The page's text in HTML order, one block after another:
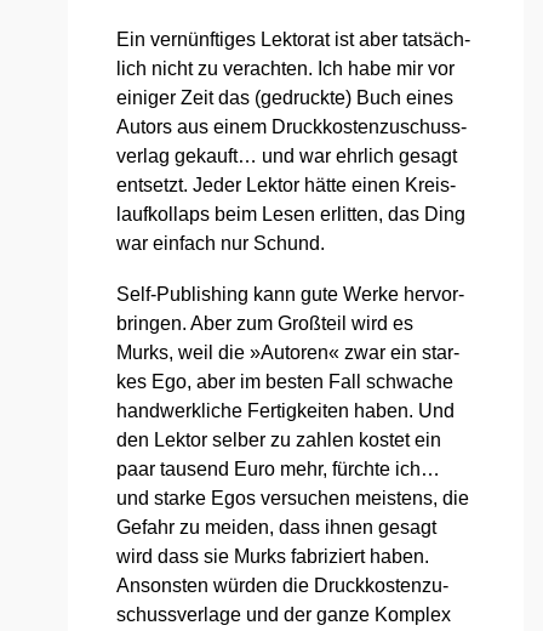
Ein ver­nünf­ti­ges Lek­to­rat ist aber tat­säch­
lich nicht zu ver­ach­ten. Ich habe mir vor
eini­ger Zeit das (gedruck­te) Buch eines
Autors aus einem Druck­kos­ten­zu­schuss­
ver­lag gekauft… und war ehr­lich gesagt
ent­setzt. Jeder Lek­tor hät­te einen Kreis­
lauf­kol­laps beim Lesen erlit­ten, das Ding
war ein­fach nur Schund.
Self-Publi­shing kann gute Wer­ke her­vor­
brin­gen. Aber zum Groß­teil wird es
Murks, weil die »Autoren« zwar ein star­
kes Ego, aber im bes­ten Fall schwa­che
hand­werk­li­che Fer­tig­kei­ten haben. Und
den Lek­tor sel­ber zu zah­len kos­tet ein
paar tau­send Euro mehr, fürch­te ich…
und star­ke Egos ver­su­chen meis­tens, die
Gefahr zu mei­den, dass ihnen gesagt
wird dass sie Murks fabri­ziert haben.
Ansons­ten wür­den die Druck­kos­ten­zu­
schuss­ver­la­ge und der gan­ze Kom­plex